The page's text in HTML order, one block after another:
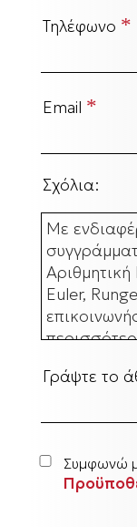
Τηλέφωνο *
Email *
Σχόλια:
Γράψτε το
Συμφωνώ